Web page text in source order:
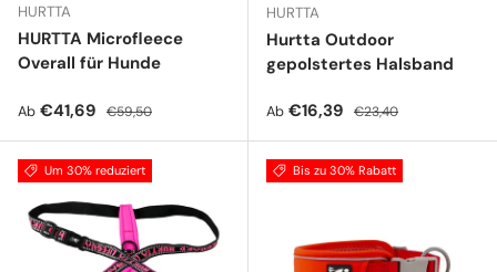
HURTTA
HURTTA Microfleece
Overall für Hunde
Verkaufspreis
Ab €41,69 Normaler Preis
€59,50
HURTTA
Hurtta Outdoor
gepolstertes Halsband
Verkaufspreis
Ab €16,39 Normaler Preis
€23,40
Um 30% reduziert Bis zu 30% Rabatt